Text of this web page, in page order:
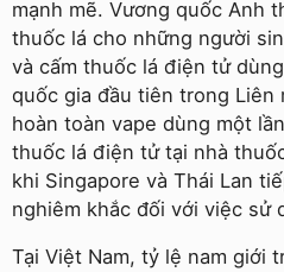
mạnh mẽ. Vương quốc Anh
thuốc lá cho những người
và cấm thuốc lá điện tử
quốc gia đầu tiên trong Liên
hoàn toàn vape dùng một
thuốc lá điện tử tại nhà
khi Singapore và Thái Lan
nghiêm khắc đối với việc sử
Tại Việt Nam, tỷ lệ nam giới